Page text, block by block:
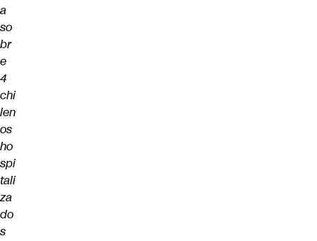
a
so
br
e
4
chi
len
os
ho
spi
tali
za
do
s